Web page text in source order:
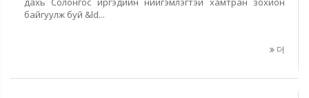
байгуулж буй &ld...
더